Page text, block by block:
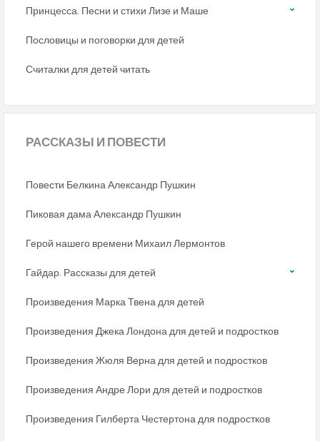
Принцесса. Песни и стихи Лизе и Маше
Пословицы и поговорки для детей
Считалки для детей читать
РАССКАЗЫ И ПОВЕСТИ
Повести Белкина Александр Пушкин
Пиковая дама Александр Пушкин
Герой нашего времени Михаил Лермонтов
Гайдар. Рассказы для детей
Произведения Марка Твена для детей
Произведения Джека Лондона для детей и подростков
Произведения Жюля Верна для детей и подростков
Произведения Андре Лори для детей и подростков
Произведения Гилберта Честертона для подростков